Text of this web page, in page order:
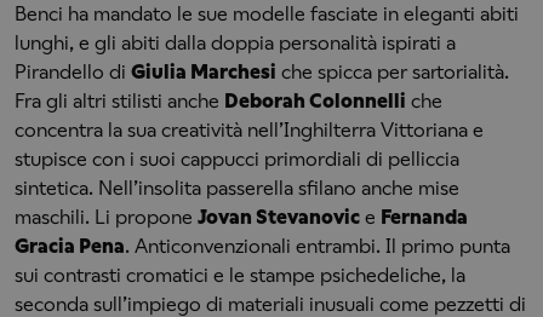
Benci ha mandato le sue modelle fasciate in eleganti abiti
lunghi, e gli abiti dalla doppia personalità ispirati a
Pirandello di Giulia Marchesi che spicca per sartorialità.
Fra gli altri stilisti anche Deborah Colonnelli che
concentra la sua creatività nell’Inghilterra Vittoriana e
stupisce con i suoi cappucci primordiali di pelliccia
sintetica. Nell’insolita passerella sfilano anche mise
maschili. Li propone Jovan Stevanovic e Fernanda
Gracia Pena. Anticonvenzionali entrambi. Il primo punta
sui contrasti cromatici e le stampe psichedeliche, la
seconda sull’impiego di materiali inusuali come pezzetti di